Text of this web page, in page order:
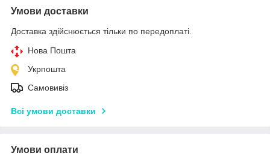
Умови доставки
Доставка здійснюється тільки по передоплаті.
Нова Пошта
Укрпошта
Самовивіз
Всі умови доставки
Умови оплати